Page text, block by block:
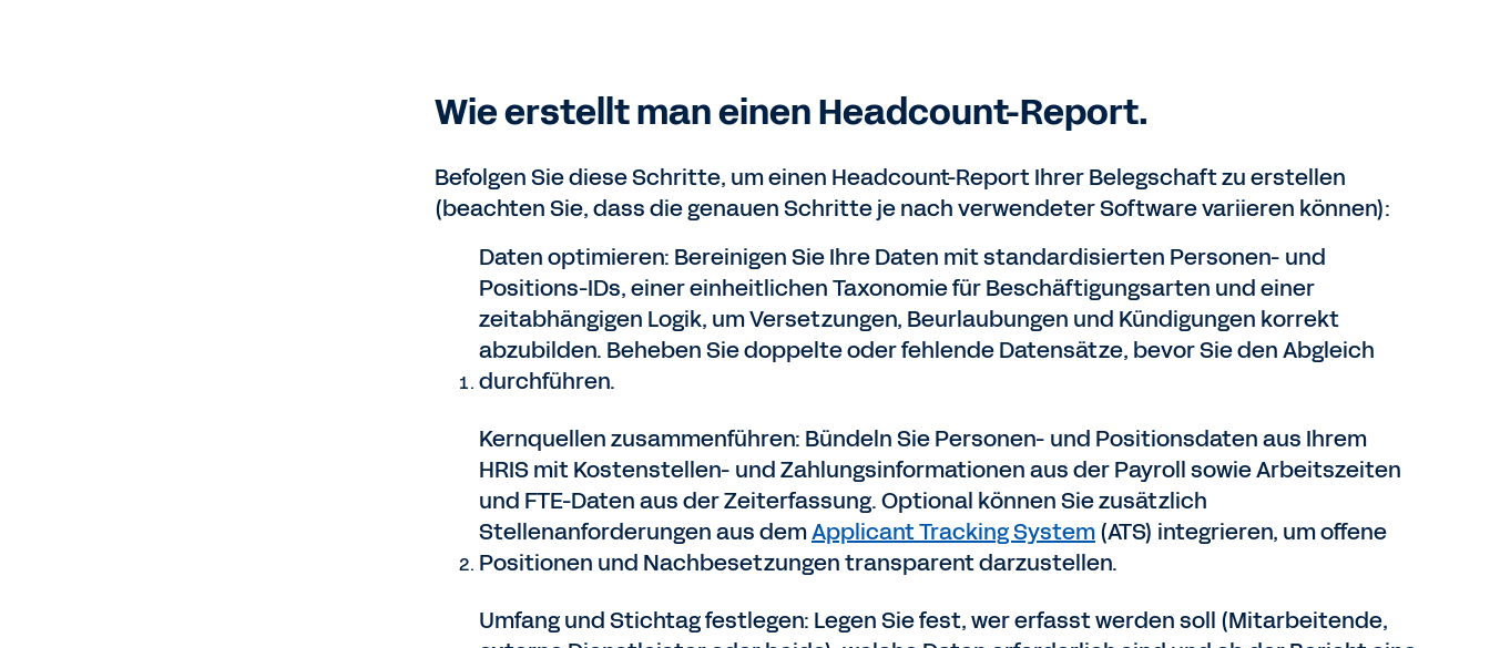
Wie erstellt man einen Headcount-Report.
Befolgen Sie diese Schritte, um einen Headcount-Report Ihrer Belegschaft zu erstellen
(beachten Sie, dass die genauen Schritte je nach verwendeter Software variieren können):
Daten optimieren: Bereinigen Sie Ihre Daten mit standardisierten Personen- und
Positions-IDs, einer einheitlichen Taxonomie für Beschäftigungsarten und einer
zeitabhängigen Logik, um Versetzungen, Beurlaubungen und Kündigungen korrekt
abzubilden. Beheben Sie doppelte oder fehlende Datensätze, bevor Sie den Abgleich
durchführen.
Kernquellen zusammenführen: Bündeln Sie Personen- und Positionsdaten aus Ihrem
HRIS mit Kostenstellen- und Zahlungsinformationen aus der Payroll sowie Arbeitszeiten
und FTE-Daten aus der Zeiterfassung. Optional können Sie zusätzlich
Stellenanforderungen aus demApplicant Tracking System(ATS) integrieren, um offene
Positionen und Nachbesetzungen transparent darzustellen.
Umfang und Stichtag festlegen: Legen Sie fest, wer erfasst werden soll (Mitarbeitende,